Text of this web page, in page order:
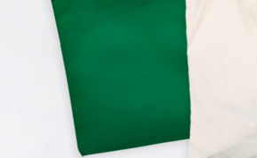
andere Größen
Tipps für ein gesundes Leben
Wohlfühltipps
Haushaltstipps
Pflanzen & Tiere
Infos zu Pflanzen/Gartentipps